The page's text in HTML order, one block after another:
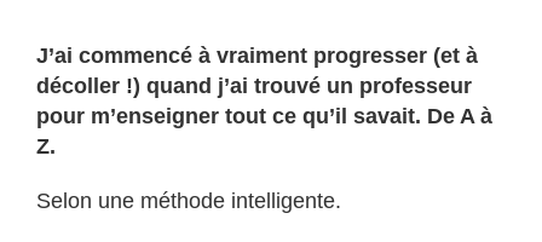
J’ai commencé à vraiment progresser (et à
décoller !) quand j’ai trouvé un professeur
pour m’enseigner tout ce qu’il savait. De A à
Z.
Selon une méthode intelligente.